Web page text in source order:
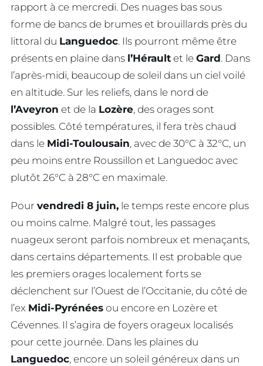
rapport à ce mercredi. Des nuages bas sous
forme de bancs de brumes et brouillards près du
littoral du Languedoc. Ils pourront même être
présents en plaine dans l’Hérault et le Gard. Dans
l’après-midi, beaucoup de soleil dans un ciel voilé
en altitude. Sur les reliefs, dans le nord de
l’Aveyron et de la Lozère, des orages sont
possibles. Côté températures, il fera très chaud
dans le Midi-Toulousain, avec de 30°C à 32°C, un
peu moins entre Roussillon et Languedoc avec
plutôt 26°C à 28°C en maximale.
Pour vendredi 8 juin, le temps reste encore plus
ou moins calme. Malgré tout, les passages
nuageux seront parfois nombreux et menaçants,
dans certains départements. Il est probable que
les premiers orages localement forts se
déclenchent sur l’Ouest de l’Occitanie, du côté de
l’ex Midi-Pyrénées ou encore en Lozère et
Cévennes. Il s’agira de foyers orageux localisés
pour cette journée. Dans les plaines du
Languedoc, encore un soleil généreux dans un